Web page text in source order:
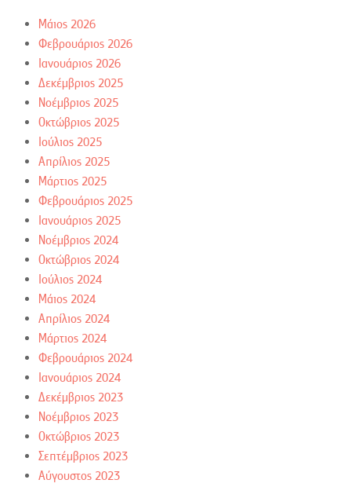
Μάιος 2026
Φεβρουάριος 2026
Ιανουάριος 2026
Δεκέμβριος 2025
Νοέμβριος 2025
Οκτώβριος 2025
Ιούλιος 2025
Απρίλιος 2025
Μάρτιος 2025
Φεβρουάριος 2025
Ιανουάριος 2025
Νοέμβριος 2024
Οκτώβριος 2024
Ιούλιος 2024
Μάιος 2024
Απρίλιος 2024
Μάρτιος 2024
Φεβρουάριος 2024
Ιανουάριος 2024
Δεκέμβριος 2023
Νοέμβριος 2023
Οκτώβριος 2023
Σεπτέμβριος 2023
Αύγουστος 2023